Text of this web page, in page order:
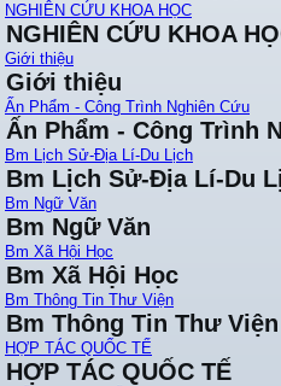
NGHIÊN CỨU KHOA HỌC
NGHIÊN CỨU KHOA
Giới thiệu
Giới thiệu
Ấn Phẩm - Công Trình Nghiên Cứu
Ấn Phẩm - Công Trình
Bm Lịch Sử-Địa Lí-Du Lịch
Bm Lịch Sử-Địa Lí-Du
Bm Ngữ Văn
Bm Ngữ Văn
Bm Xã Hội Học
Bm Xã Hội Học
Bm Thông Tin Thư Viện
Bm Thông Tin Thư Viện
HỢP TÁC QUỐC TẾ
HỢP TÁC QUỐC TẾ